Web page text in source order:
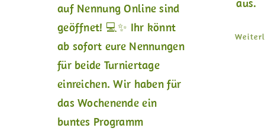
auf Nennung Online sind
geöffnet! 💻✨ Ihr könnt
ab sofort eure Nennungen
für beide Turniertage
einreichen. Wir haben für
das Wochenende ein
buntes Programm